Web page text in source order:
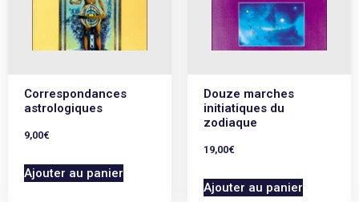
Correspondances
astrologiques
9,00€
Ajouter au panier
Douze marches
initiatiques du
zodiaque
19,00€
Ajouter au panier